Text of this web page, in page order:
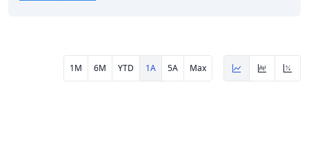
1M 6M 1A 5A Max
YTD